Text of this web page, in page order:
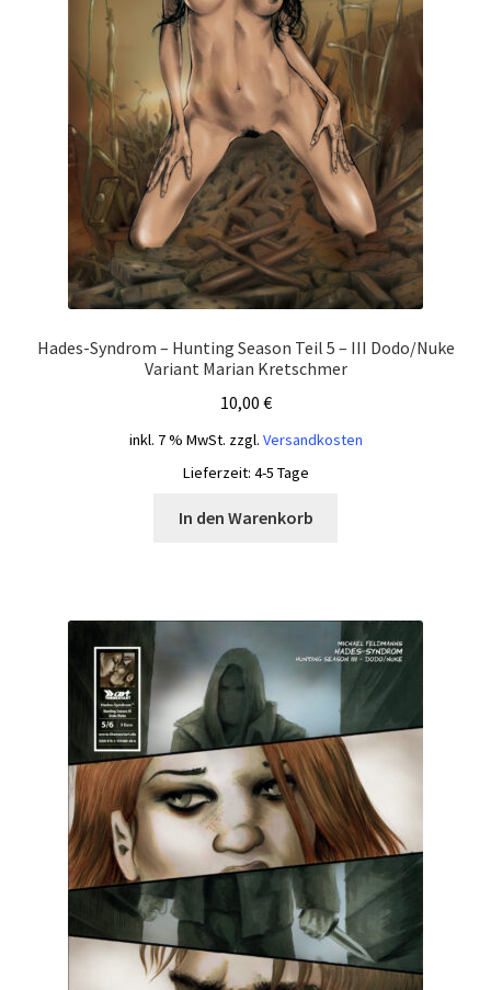
Hades-Syndrom – Hunting Season Teil 5 – III Dodo/Nuke
Variant Marian Kretschmer
10,00 €
inkl. 7 % MwSt. zzgl. Versandkosten
Lieferzeit: 4-5 Tage
In den Warenkorb